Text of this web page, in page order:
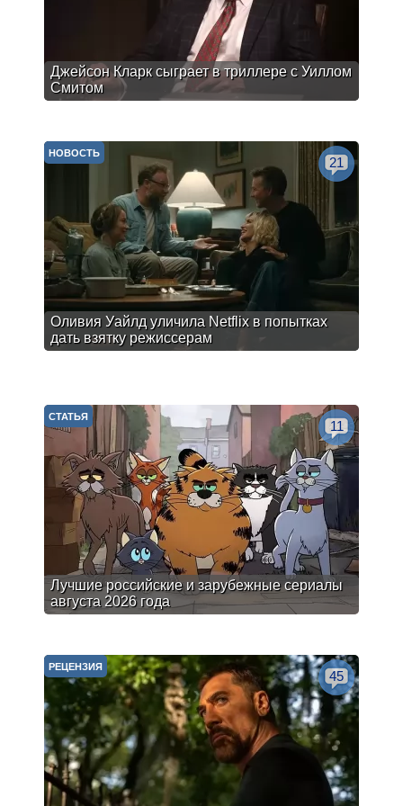
Джейсон Кларк сыграет в триллере с Уиллом
Смитом
Оливия Уайлд уличила Netflix в попытках
дать взятку режиссерам
НОВОСТЬ
21
Лучшие российские и зарубежные сериалы
августа 2026 года
СТАТЬЯ
11
РЕЦЕНЗИЯ
45